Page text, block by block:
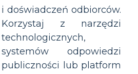
i doświadczeń odbiorców.
Korzystaj z narzędzi
technologicznych,
systemów odpowiedzi
publiczności lub platform